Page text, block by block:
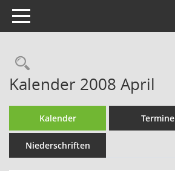
Toggle navigation
Rechercheauswahl
Kalender 2008 April
Kalender Termine
Niederschriften